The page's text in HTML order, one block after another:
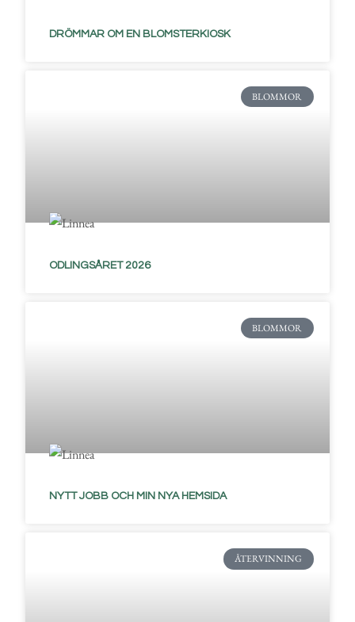
DRÖMMAR OM EN BLOMSTERKIOSK
BLOMMOR
ODLINGSÅRET 2026
BLOMMOR
NYTT JOBB OCH MIN NYA HEMSIDA
ÅTERVINNING